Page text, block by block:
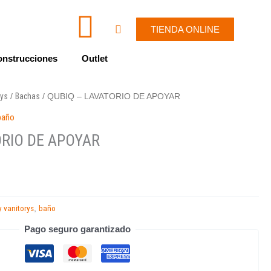
c
o
-
n
v
W
h
a
s
p
Cart TIENDA ONLINE
Outlet
/ Bachas / QUBIQ – LAVATORIO DE APOYAR
DE APOYAR
vanitorys ,baño
Pago seguro garantizado